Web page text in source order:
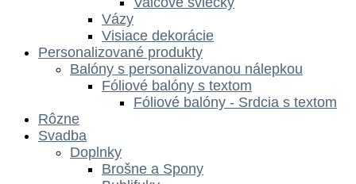
Vázy
Visiace dekorácie
Personalizované produkty
Balóny s personalizovanou nálepkou
Fóliové balóny s textom
Fóliové balóny - Srdcia s textom
Rôzne
Svadba
Doplnky
Brošne a Spony